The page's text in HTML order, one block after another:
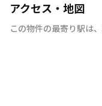
アクセス・地図
この物件の最寄り駅は、